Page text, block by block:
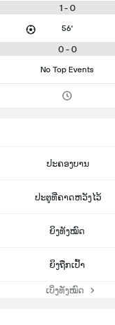
1 - 0
56'
0 - 0
No Top Events
ປະຄອງບານ
ປະຕູທີ່ຄາດຫວັງໄວ້
ຍິງທັງໝົດ
ຍິງຖືກເປົ້າ
ເບິ່ງທັງໝົດ